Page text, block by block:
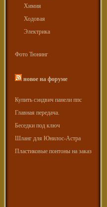
Химия
Ходовая
Электрика
Фото Тюнинг
новое на форуме
Купить сэндвич панели ппс
Главная передача.
Беседки под ключ
Шланг для Юнилос-Астра
Пластиковые понтоны на заказ